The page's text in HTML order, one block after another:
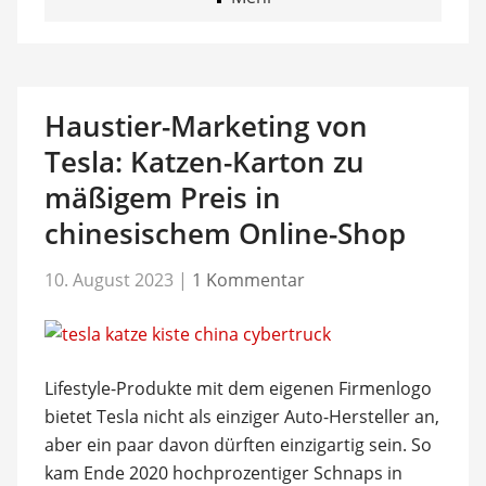
Haustier-Marketing von
Tesla: Katzen-Karton zu
mäßigem Preis in
chinesischem Online-Shop
10. August 2023 | 1 Kommentar
Lifestyle-Produkte mit dem eigenen Firmenlogo
bietet Tesla nicht als einziger Auto-Hersteller an,
aber ein paar davon dürften einzigartig sein. So
kam Ende 2020 hochprozentiger Schnaps in